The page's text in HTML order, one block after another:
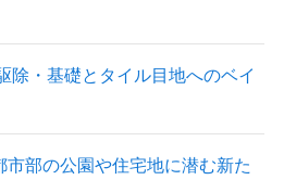
除・基礎とタイル目地へのベイ
部の公園や住宅地に潜む新た